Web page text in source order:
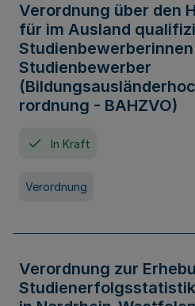
Verordnung über den
für im Ausland
Studienbewerber
rordnung - BAHZVO)
In Kraft
Verordnung
Verordnung zur